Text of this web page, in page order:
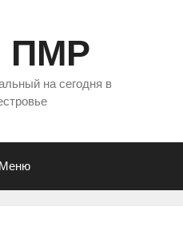
ПМР
на сегодня в
Меню